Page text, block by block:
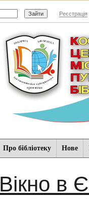
Реєстрація
Про бібліотеку Нове
Вікно в